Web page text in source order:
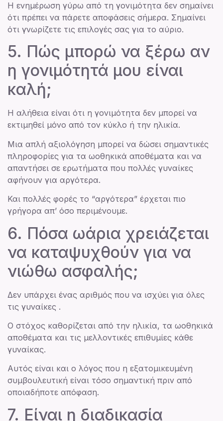
Η ενημέρωση γύρω από τη γονιμότητα δεν σημαίνει
ότι πρέπει να πάρετε αποφάσεις σήμερα. Σημαίνει
ότι γνωρίζετε τις επιλογές σας για το αύριο.
5. Πώς μπορώ να ξέρω αν
η γονιμότητά μου είναι
καλή;
Η αλήθεια είναι ότι η γονιμότητα δεν μπορεί να
εκτιμηθεί μόνο από τον κύκλο ή την ηλικία.
Μια απλή αξιολόγηση μπορεί να δώσει σημαντικές
πληροφορίες για τα ωοθηκικά αποθέματα και να
απαντήσει σε ερωτήματα που πολλές γυναίκες
αφήνουν για αργότερα.
Και πολλές φορές το “αργότερα” έρχεται πιο
γρήγορα απ’ όσο περιμένουμε.
6. Πόσα ωάρια χρειάζεται
να καταψυχθούν για να
νιώθω ασφαλής;
Δεν υπάρχει ένας αριθμός που να ισχύει για όλες
τις γυναίκες .
Ο στόχος καθορίζεται από την ηλικία, τα ωοθηκικά
αποθέματα και τις μελλοντικές επιθυμίες κάθε
γυναίκας.
Αυτός είναι και ο λόγος που η εξατομικευμένη
συμβουλευτική είναι τόσο σημαντική πριν από
οποιαδήποτε απόφαση.
7. Είναι η διαδικασία